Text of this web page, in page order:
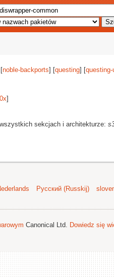
noble-backports] [questing] [questing-
]
sekcjach i architekturze:
Русский (Russkij)
Canonical Ltd. Dowiedz się